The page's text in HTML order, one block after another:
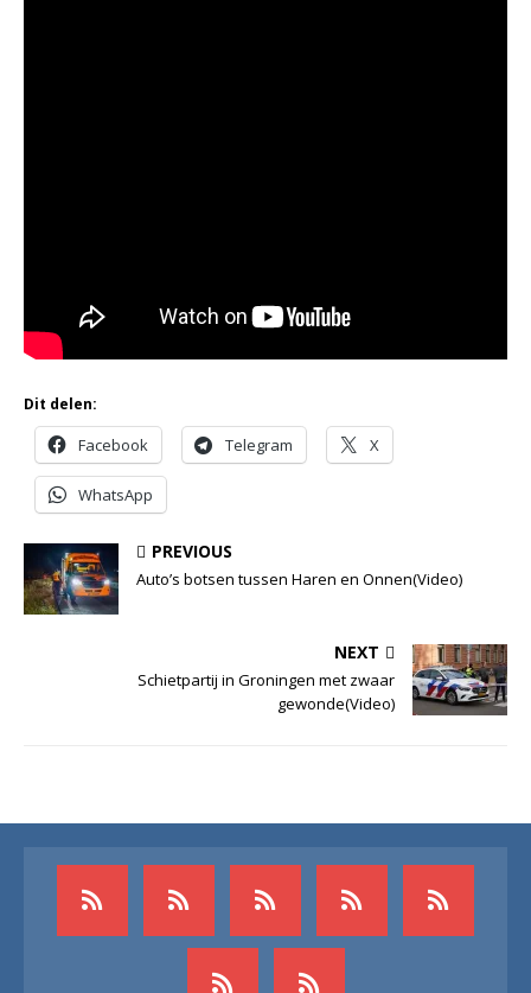
Dit delen:
Facebook Telegram X
WhatsApp
PREVIOUS
Auto’s botsen tussen Haren en Onnen(Video)
NEXT
Schietpartij in Groningen met zwaar
gewonde(Video)